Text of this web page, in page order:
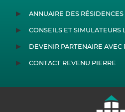
ANNUAIRE DES
CONSEILS ET SIMULATEURS
DEVENIR PARTENAIRE AVEC
CONTACT REVENU PIERRE